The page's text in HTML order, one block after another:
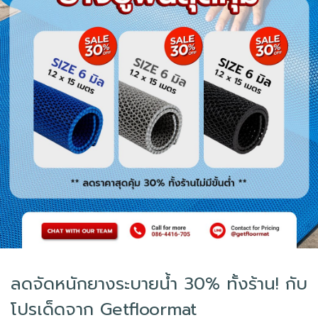
ลดจัดหนักยางระบายน้ำ 30% ทั้งร้าน! กับ
โปรเด็ดจาก Getfloormat